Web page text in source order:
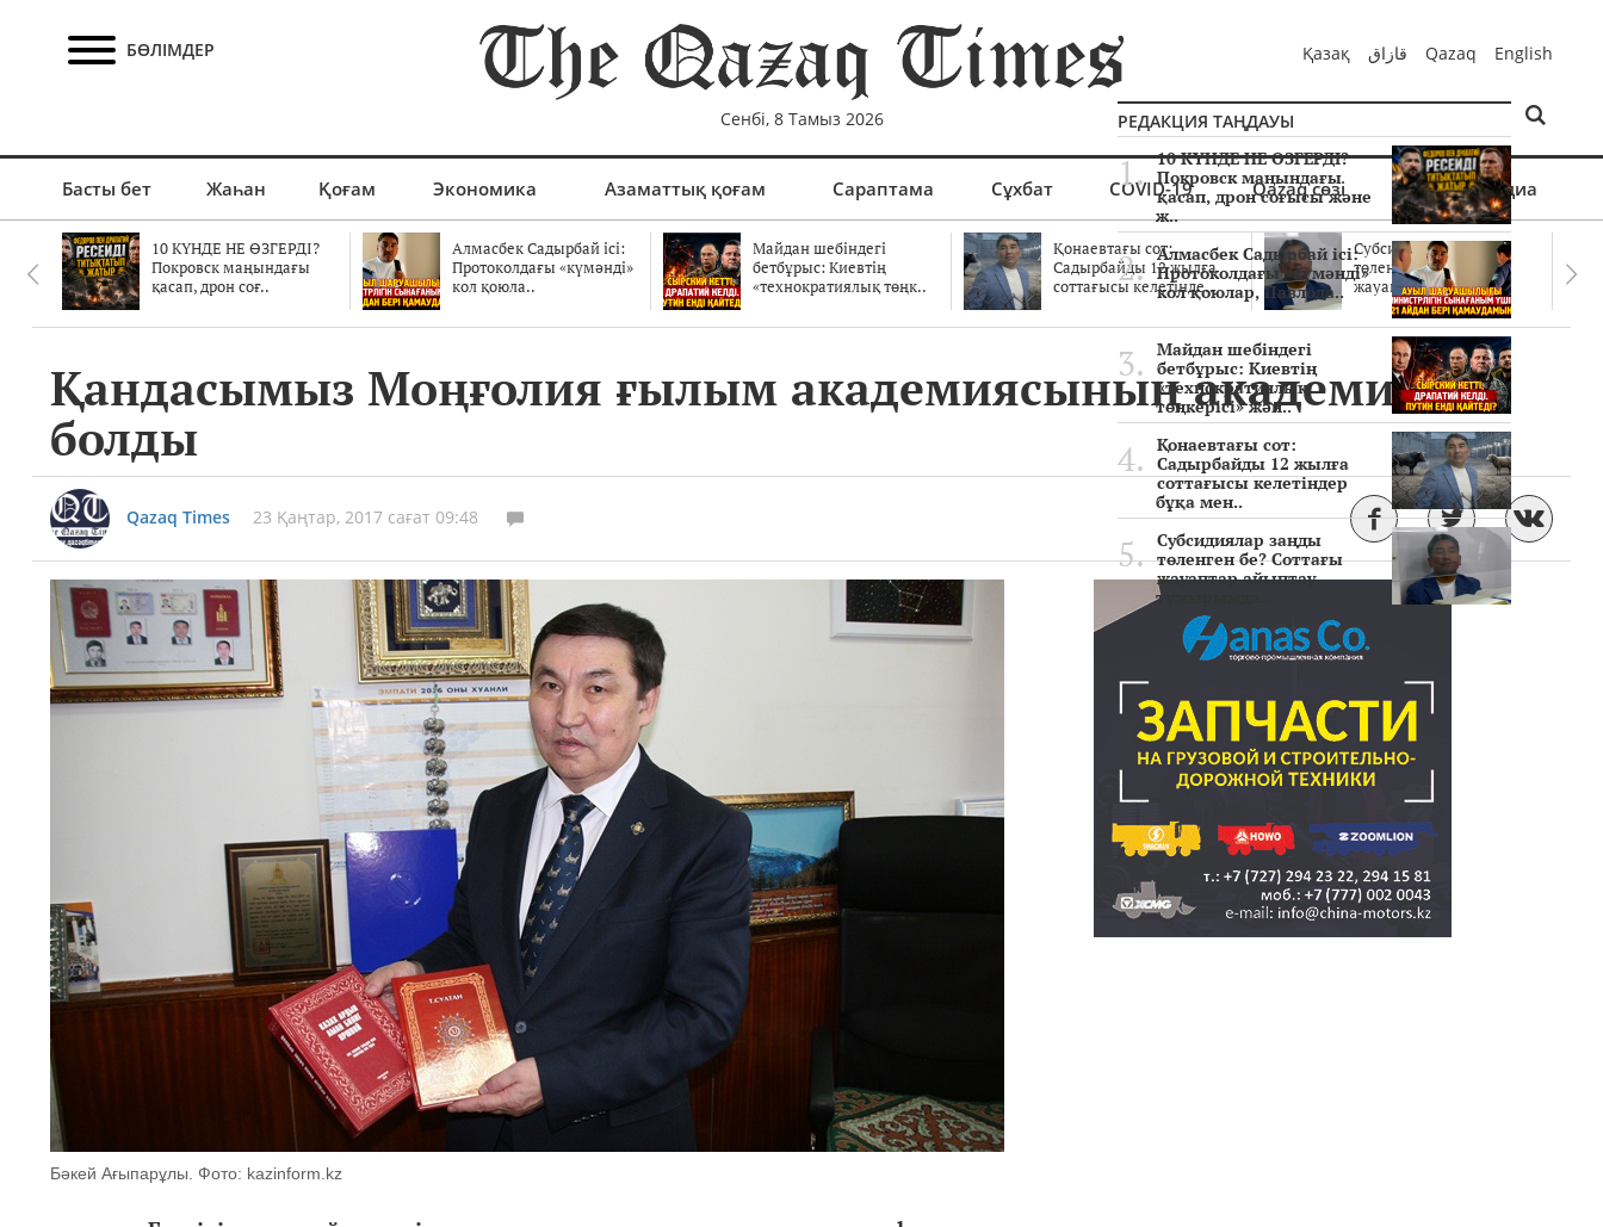
БӨЛІМДЕР
Сенбі, 8 Тамыз 2026
Қазақ قازاق Qazaq English
Басты бет Жаһан Қоғам Экономика Азаматтық қоғам Сараптама Сұхбат COVID-19 Qazaq сөзі Мультимедиа
10 КҮНДЕ НЕ ӨЗГЕРДІ?
Покровск маңындағы
қасап, дрон соғ..
Алмасбек Садырбай ісі:
Протоколдағы «күмәнді»
кол қоюла..
Майдан шебіндегі
бетбұрыс: Киевтің
«технократиялық төңк..
Қонаевтағы сот:
Садырбайды 12 жылға
соттағысы келетінде..
Субсидиялар заңды
төленген бе? Соттағы
жауаптар айыптау..
Қандасымыз Моңғолия ғылым академиясының академигі
болды
Qazaq Times 23 Қаңтар, 2017 сағат 09:48
Бәкей Ағыпарұлы. Фото: kazinform.kz
РЕДАКЦИЯ ТАҢДАУЫ
10 КҮНДЕ НЕ ӨЗГЕРДІ?
Покровск маңындағы
қасап, дрон соғысы және
ж..
Алмасбек Садырбай ісі:
Протоколдағы «күмәнді»
кол қоюлар, Павлода..
Майдан шебіндегі
бетбұрыс: Киевтің
«технократиялық
төңкерісі» жән..
Қонаевтағы сот:
Садырбайды 12 жылға
соттағысы келетіндер
бұқа мен..
Субсидиялар заңды
төленген бе? Соттағы
жауаптар айыптау
тұжырымда..